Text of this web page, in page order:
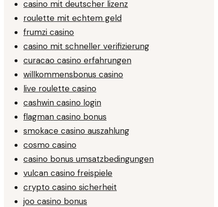
casino mit deutscher lizenz
roulette mit echtem geld
frumzi casino
casino mit schneller verifizierung
curacao casino erfahrungen
willkommensbonus casino
live roulette casino
cashwin casino login
flagman casino bonus
smokace casino auszahlung
cosmo casino
casino bonus umsatzbedingungen
vulcan casino freispiele
crypto casino sicherheit
joo casino bonus